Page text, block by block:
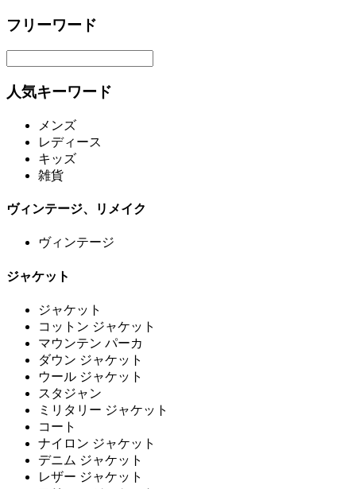
フリーワード
人気キーワード
メンズ
レディース
キッズ
雑貨
ヴィンテージ、リメイク
ヴィンテージ
ジャケット
ジャケット
コットン ジャケット
マウンテン パーカ
ダウン ジャケット
ウール ジャケット
スタジャン
ミリタリー ジャケット
コート
ナイロン ジャケット
デニム ジャケット
レザー ジャケット